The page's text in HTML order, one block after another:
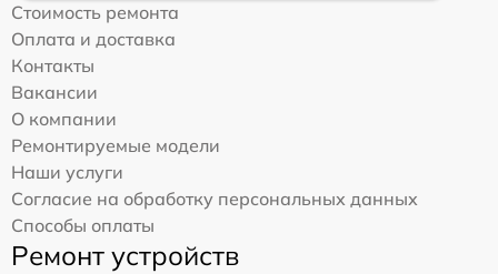
Стоимость ремонта
Оплата и доставка
Контакты
Вакансии
О компании
Ремонтируемые модели
Наши услуги
Согласие на обработку персональных данных
Способы оплаты
Ремонт устройств